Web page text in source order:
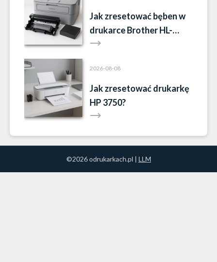
Jak zresetować bęben w
drukarce Brother HL-
L2352DW?
2026-08-08
Jak zresetować drukarkę
HP 3750?
©2026 odrukarkach.pl | LLM